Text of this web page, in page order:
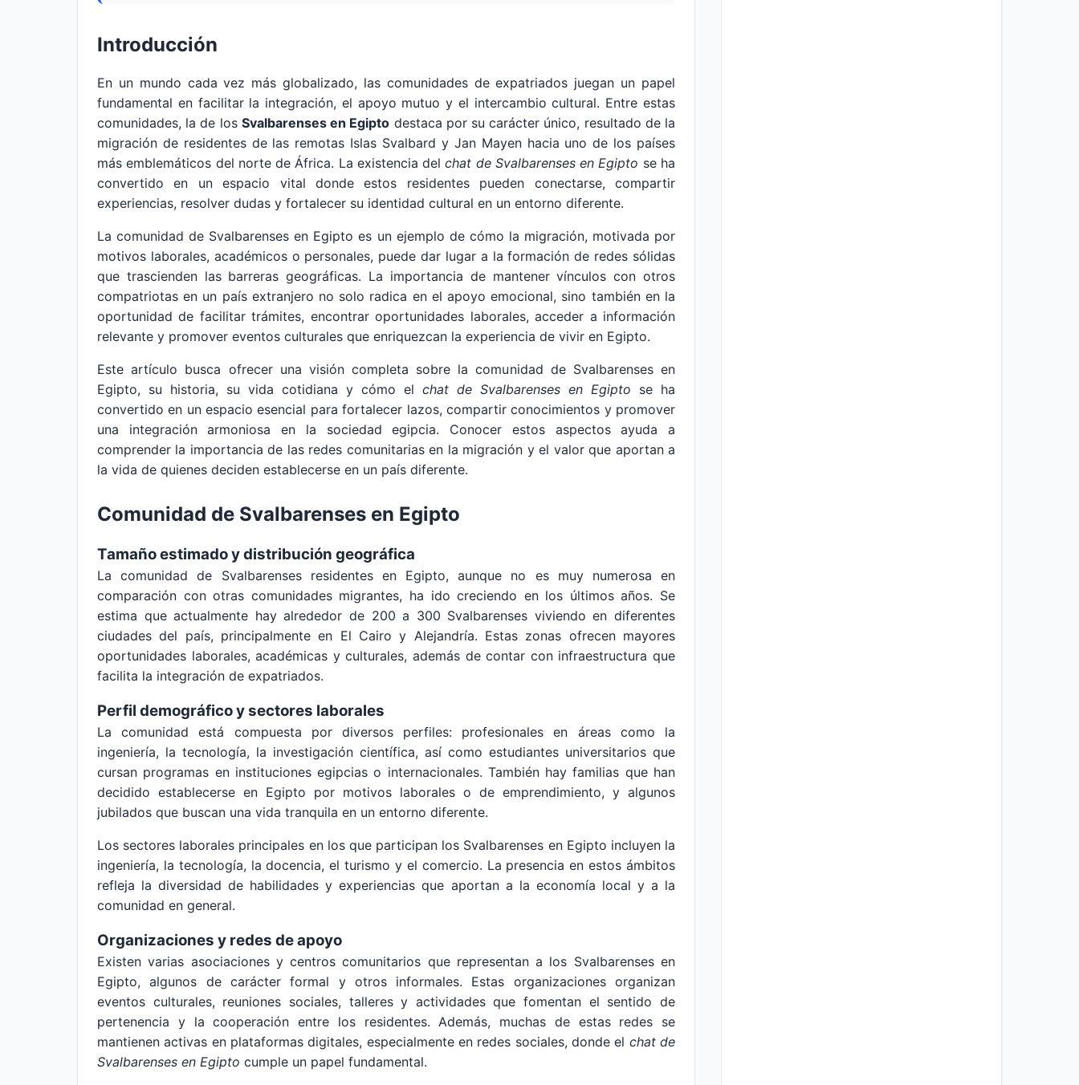
Introducción
En un mundo cada vez más globalizado, las comunidades de expatriados juegan un papel
fundamental en facilitar la integración, el apoyo mutuo y el intercambio cultural. Entre estas
comunidades, la de los Svalbarenses en Egipto destaca por su carácter único, resultado de la
migración de residentes de las remotas Islas Svalbard y Jan Mayen hacia uno de los países
más emblemáticos del norte de África. La existencia delchat de Svalbarenses en Egipto se ha
convertido en un espacio vital donde estos residentes pueden conectarse, compartir
experiencias, resolver dudas y fortalecer su identidad cultural en un entorno diferente.
La comunidad de Svalbarenses en Egipto es un ejemplo de cómo la migración, motivada por
motivos laborales, académicos o personales, puede dar lugar a la formación de redes sólidas
que trascienden las barreras geográficas. La importancia de mantener vínculos con otros
compatriotas en un país extranjero no solo radica en el apoyo emocional, sino también en la
oportunidad de facilitar trámites, encontrar oportunidades laborales, acceder a información
relevante y promover eventos culturales que enriquezcan la experiencia de vivir en Egipto.
Este artículo busca ofrecer una visión completa sobre la comunidad de Svalbarenses en
Egipto, su historia, su vida cotidiana y cómo el chat de Svalbarenses en Egipto se ha
convertido en un espacio esencial para fortalecer lazos, compartir conocimientos y promover
una integración armoniosa en la sociedad egipcia. Conocer estos aspectos ayuda a
comprender la importancia de las redes comunitarias en la migración y el valor que aportan a
la vida de quienes deciden establecerse en un país diferente.
Comunidad de Svalbarenses en Egipto
Tamaño estimado y distribución geográfica
La comunidad de Svalbarenses residentes en Egipto, aunque no es muy numerosa en
comparación con otras comunidades migrantes, ha ido creciendo en los últimos años. Se
estima que actualmente hay alrededor de 200 a 300 Svalbarenses viviendo en diferentes
ciudades del país, principalmente en El Cairo y Alejandría. Estas zonas ofrecen mayores
oportunidades laborales, académicas y culturales, además de contar con infraestructura que
facilita la integración de expatriados.
Perfil demográfico y sectores laborales
La comunidad está compuesta por diversos perfiles: profesionales en áreas como la
ingeniería, la tecnología, la investigación científica, así como estudiantes universitarios que
cursan programas en instituciones egipcias o internacionales. También hay familias que han
decidido establecerse en Egipto por motivos laborales o de emprendimiento, y algunos
jubilados que buscan una vida tranquila en un entorno diferente.
Los sectores laborales principales en los que participan los Svalbarenses en Egipto incluyen la
ingeniería, la tecnología, la docencia, el turismo y el comercio. La presencia en estos ámbitos
refleja la diversidad de habilidades y experiencias que aportan a la economía local y a la
comunidad en general.
Organizaciones y redes de apoyo
Existen varias asociaciones y centros comunitarios que representan a los Svalbarenses en
Egipto, algunos de carácter formal y otros informales. Estas organizaciones organizan
eventos culturales, reuniones sociales, talleres y actividades que fomentan el sentido de
pertenencia y la cooperación entre los residentes. Además, muchas de estas redes se
mantienen activas en plataformas digitales, especialmente en redes sociales, donde el chat de
Svalbarenses en Egipto cumple un papel fundamental.